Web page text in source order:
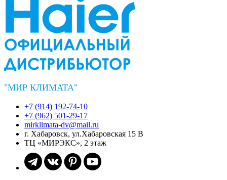
"МИР КЛИМАТА"
+7 (914) 192-74-10
+7 (962) 501-29-17
mirklimata-dv@mail.ru
г. Хабаровск, ул.Хабаровская 15 В
ТЦ «МИРЭКС», 2 этаж